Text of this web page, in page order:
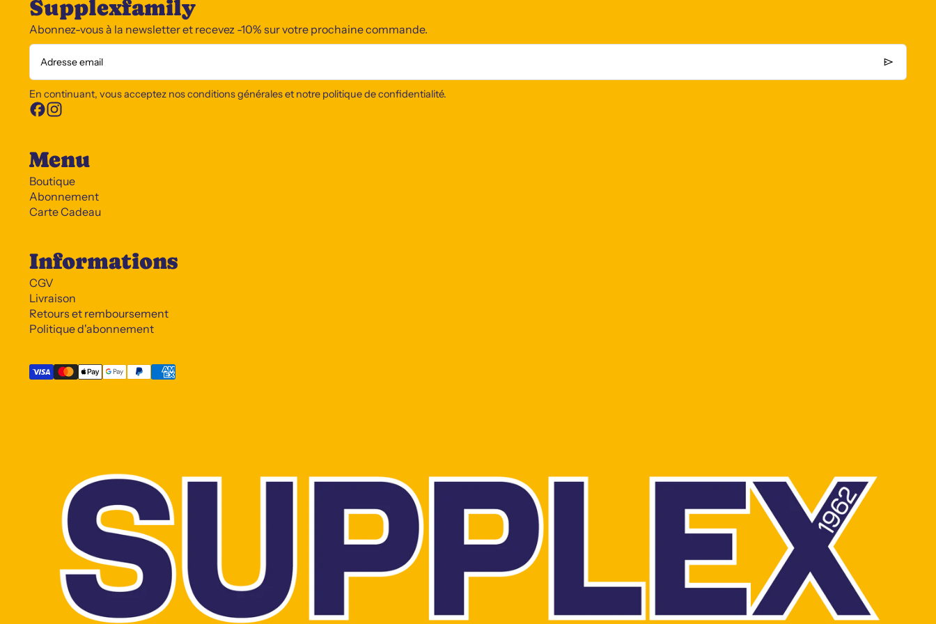
Supplexfamily
Abonnez-vous à la newsletter et recevez -10% sur votre prochaine commande.
Adresse email
En continuant, vous acceptez nos conditions générales et notre politique de confidentialité.
Menu
Boutique
Abonnement
Carte Cadeau
Informations
CGV
Livraison
Retours et remboursement
Politique d'abonnement